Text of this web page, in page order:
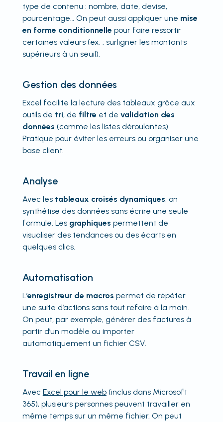
type de contenu : nombre, date, devise,
pourcentage… On peut aussi appliquer une mise
en forme conditionnelle pour faire ressortir
certaines valeurs (ex. : surligner les montants
supérieurs à un seuil).
Gestion des données
Excel facilite la lecture des tableaux grâce aux
outils de tri, de filtre et de validation des
données (comme les listes déroulantes).
Pratique pour éviter les erreurs ou organiser une
base client.
Analyse
Avec les tableaux croisés dynamiques, on
synthétise des données sans écrire une seule
formule. Les graphiques permettent de
visualiser des tendances ou des écarts en
quelques clics.
Automatisation
L’enregistreur de macros permet de répéter
une suite d’actions sans tout refaire à la main.
On peut, par exemple, générer des factures à
partir d’un modèle ou importer
automatiquement un fichier CSV.
Travail en ligne
Avec Excel pour le web(inclus dans Microsoft
365), plusieurs personnes peuvent travailler en
même temps sur un même fichier. On peut